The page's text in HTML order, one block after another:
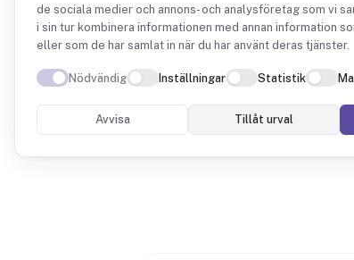
de sociala medier och annons- och analysföretag som vi
i sin tur kombinera informationen med annan information
eller som de har samlat in när du har använt deras tjänster.
Nödvändig Inställningar Statistik
Avvisa Tillåt urval